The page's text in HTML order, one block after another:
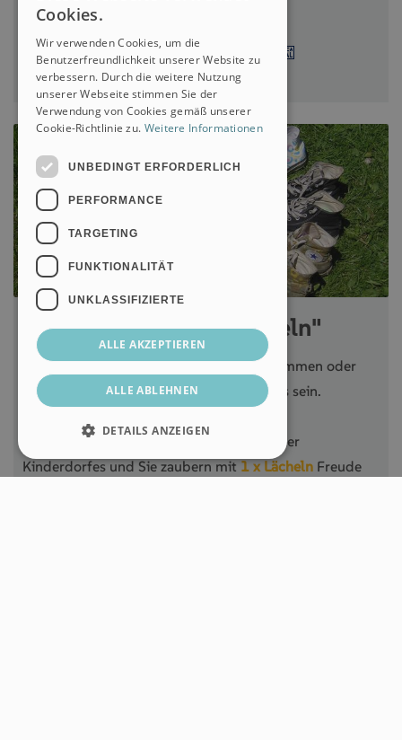
Spendenpaket "1x Lächeln"
Durch die Natur streifen, den Gipfel erklimmen oder
mit dem Fahrrad samt Picknick unterwegs sein.
Freizeitaktivitäten außerhalb des Südtiroler
Kinderdorfes und Sie zaubern mit1 x Lächeln Freude
Cookies.
Wir verwenden Cookies, um die
Benutzerfreundlichkeit unserer Website zu
verbessern. Durch die weitere Nutzung
unserer Webseite stimmen Sie der
Verwendung von Cookies gemäß unserer
Cookie-Richtlinie zu. Weitere Informationen
UNBEDINGT ERFORDERLICH
PERFORMANCE
TARGETING
FUNKTIONALITÄT
UNKLASSIFIZIERTE
ALLE AKZEPTIEREN
ALLE ABLEHNEN
DETAILS ANZEIGEN